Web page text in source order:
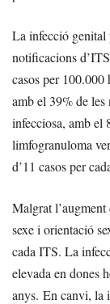
La infecció genital
notificacions
casos per
amb el 39% de
infecciosa, amb el
limfogranuloma
d’11 casos per
Malgrat l’augment
sexe i orientació
cada ITS. La
elevada en dones
anys. En canvi, la